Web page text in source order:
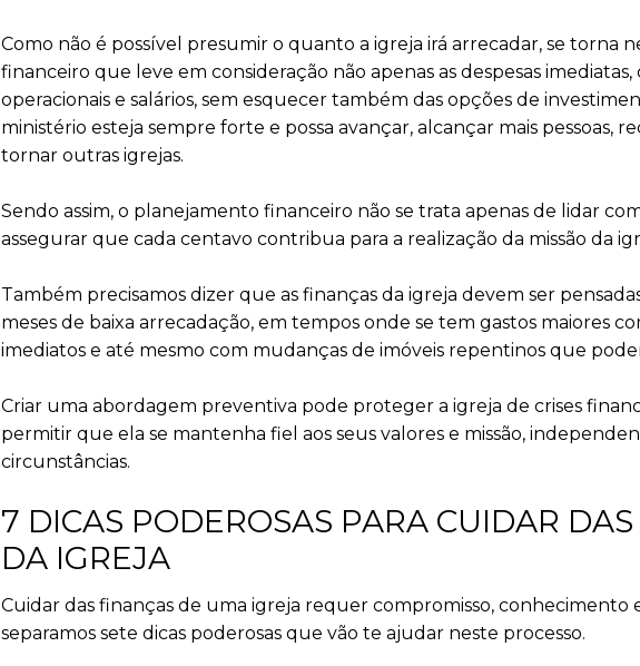
Como não é possível presumir o quanto a igreja irá arrecadar, se torna
financeiro que leve em consideração não apenas as despesas imediatas,
operacionais e salários, sem esquecer também das opções de
ministério esteja sempre forte e possa avançar, alcançar mais pessoas,
tornar outras igrejas.
Sendo assim, o planejamento financeiro não se trata apenas de lidar
assegurar que cada centavo contribua para a realização da missão da
Também precisamos dizer que as finanças da igreja devem ser
meses de baixa arrecadação, em tempos onde se tem gastos maiores
imediatos e até mesmo com mudanças de imóveis repentinos que
Criar uma abordagem preventiva pode proteger a igreja de crises
permitir que ela se mantenha fiel aos seus valores e missão,
circunstâncias.
7 DICAS PODEROSAS PARA CUIDAR
DA IGREJA
Cuidar das finanças de uma igreja requer compromisso, conhecimento
separamos sete dicas poderosas que vão te ajudar neste processo.